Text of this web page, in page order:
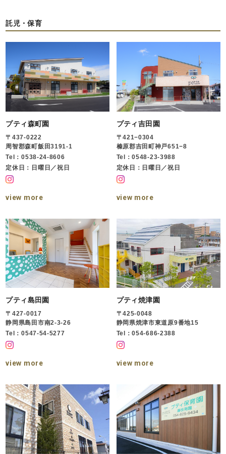
託児・保育
プティ森町園
〒437-0222
周智郡森町飯田3191-1
Tel：0538-24-8606
定休日：日曜日／祝日
view more
プティ吉田園
〒421−0304
榛原郡吉田町神戸651−8
Tel：0548-23-3988
定休日：日曜日／祝日
view more
プティ島田園
〒427-0017
静岡県島田市南2-3-26
Tel：0547-54-5277
view more
プティ焼津園
〒425-0048
静岡県焼津市東道原9番地15
Tel：054-686-2388
view more